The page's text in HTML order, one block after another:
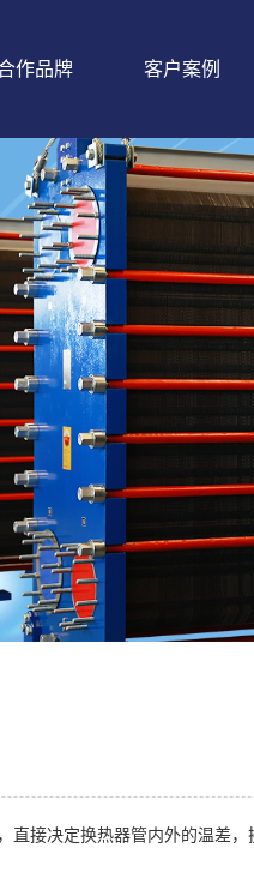
作品牌 客户案例
接决定换热器管内外的温差，